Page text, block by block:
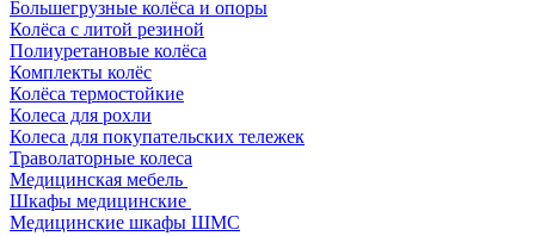
Большегрузные колёса и опоры
Колёса с литой резиной
Полиуретановые колёса
Комплекты колёс
Колёса термостойкие
Колеса для рохли
Колеса для покупательских тележек
Траволаторные колеса
Медицинская мебель
Шкафы медицинские
Медицинские шкафы ШМС